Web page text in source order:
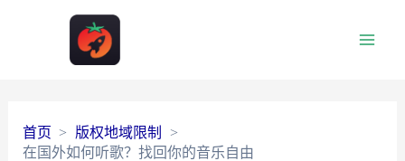
首页
版权地域限制
在国外如何听歌？找回你的音乐自由